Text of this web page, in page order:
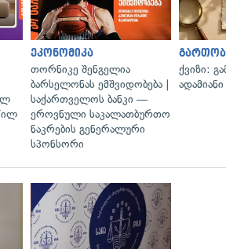
ეკონომიკა
თორნიკე შენგელია
ბარსელონას ემშვიდობება |
საქართველოს ბანკი —
ეროვნული საკალათბურთო
ნაკრების გენერალური
სპონსორი
ქვიზი: